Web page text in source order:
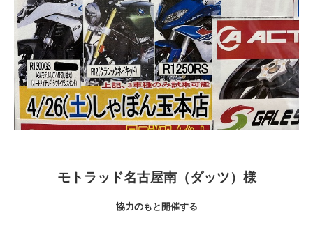
モトラッド名古屋南（ダッツ）様
協力のもと開催する